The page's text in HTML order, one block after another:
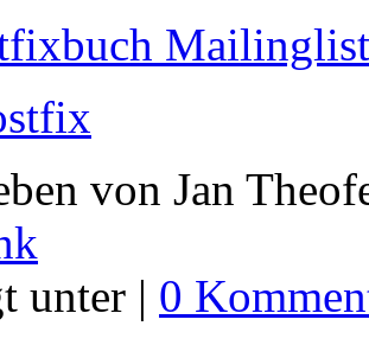
von Jan
unter | 0